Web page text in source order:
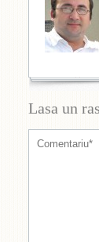
Lasa un